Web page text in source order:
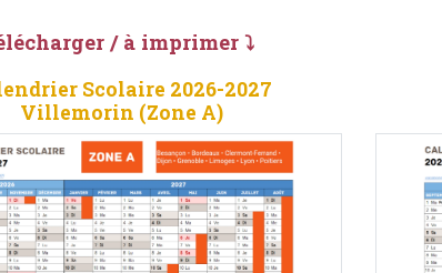
/ à imprimer ⤵
Scolaire 2026-2027
Villemorin (Zone A)